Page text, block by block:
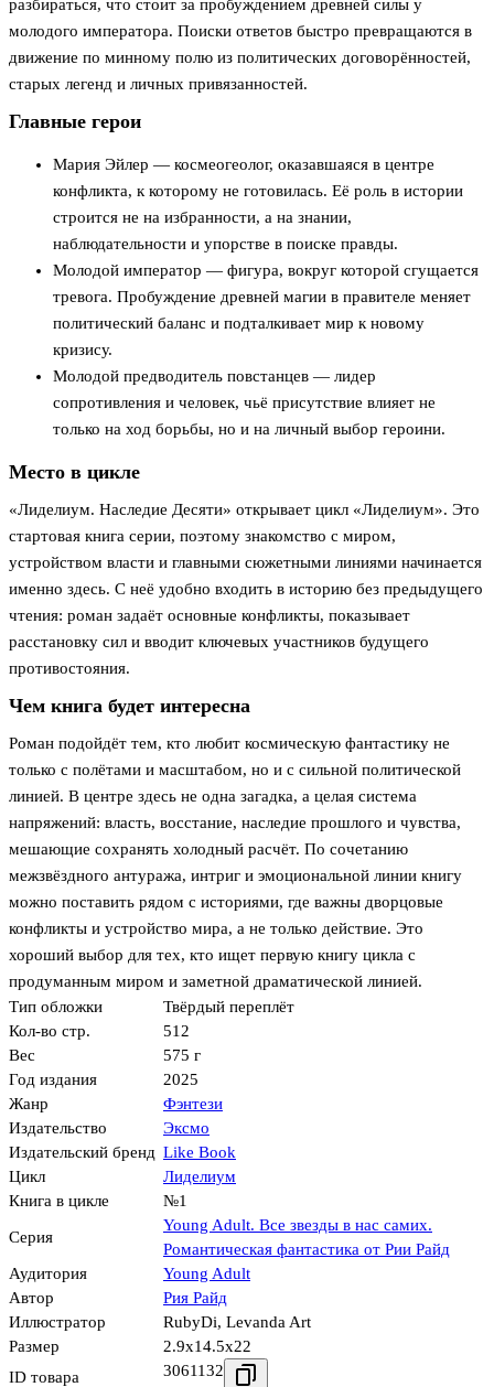
разбираться, что стоит за пробуждением древней силы у
молодого императора. Поиски ответов быстро превращаются в
движение по минному полю из политических договорённостей,
старых легенд и личных привязанностей.
Главные герои
Мария Эйлер — космеогеолог, оказавшаяся в центре
конфликта, к которому не готовилась. Её роль в истории
строится не на избранности, а на знании,
наблюдательности и упорстве в поиске правды.
Молодой император — фигура, вокруг которой сгущается
тревога. Пробуждение древней магии в правителе меняет
политический баланс и подталкивает мир к новому
кризису.
Молодой предводитель повстанцев — лидер
сопротивления и человек, чьё присутствие влияет не
только на ход борьбы, но и на личный выбор героини.
Место в цикле
«Лиделиум. Наследие Десяти» открывает цикл «Лиделиум». Это
стартовая книга серии, поэтому знакомство с миром,
устройством власти и главными сюжетными линиями начинается
именно здесь. С неё удобно входить в историю без предыдущего
чтения: роман задаёт основные конфликты, показывает
расстановку сил и вводит ключевых участников будущего
противостояния.
Чем книга будет интересна
Роман подойдёт тем, кто любит космическую фантастику не
только с полётами и масштабом, но и с сильной политической
линией. В центре здесь не одна загадка, а целая система
напряжений: власть, восстание, наследие прошлого и чувства,
мешающие сохранять холодный расчёт. По сочетанию
межзвёздного антуража, интриг и эмоциональной линии книгу
можно поставить рядом с историями, где важны дворцовые
конфликты и устройство мира, а не только действие. Это
хороший выбор для тех, кто ищет первую книгу цикла с
продуманным миром и заметной драматической линией.
Тип обложки
Твёрдый переплёт
Кол-во стр.
512
Вес
575 г
Год издания
2025
Жанр
Фэнтези
Издательство
Эксмо
Издательский бренд Like Book
Цикл
Лиделиум
Книга в цикле
№1
Серия
Young Adult. Все звезды в нас самих.
Романтическая фантастика от Рии Райд
Аудитория
Young Adult
Автор
Рия Райд
Иллюстратор
RubyDi, Levanda Art
Размер
2.9x14.5x22
ID товара
3061132